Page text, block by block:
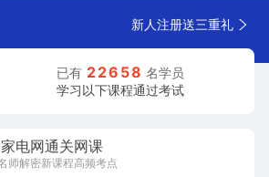
新人注册送三重礼
已有 226 58 名学员
学习以下课程通过考试
电网通关网课
师解密新课程高频考点